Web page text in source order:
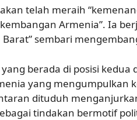
telah meraih
Armenia”. Ia
sembari
berada di posisi
yang mengumpulkan
dituduh
tindakan bermotif